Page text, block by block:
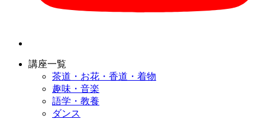
講座一覧
茶道・お花・香道・着物
趣味・音楽
語学・教養
ダンス